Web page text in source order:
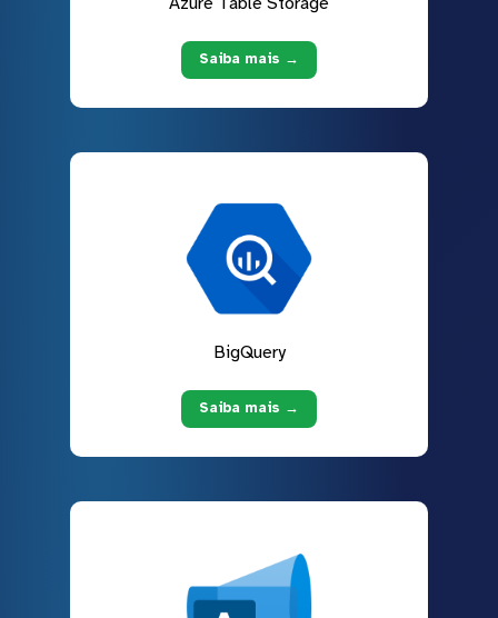
Saiba mais →
BigQuery
Saiba mais →